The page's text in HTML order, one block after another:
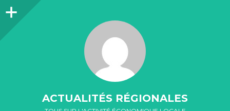
Colonne
ACTUALITÉS RÉGIONALES